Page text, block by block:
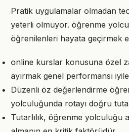
Pratik uygulamalar olmadan
yeterli olmuyor. öğrenme
öğrenilenleri hayata geçirmek
online kurslar konusuna özel
ayırmak genel performansı
Düzenli öz değerlendirme
yolculuğunda rotayı doğru
Tutarlılık, öğrenme yolculuğu